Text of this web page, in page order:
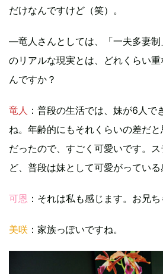
だけなんですけど（笑）。
―竜人さんとしては、「一夫多妻制
のリアルな現実とは、どれくらい
んですか？
竜人 ：普段の生活では、妹が6人で
ね。年齢的にもそれくらいの差だ
だったので、すごく可愛いです。
ど、普段は妹として可愛がっている
可恩 ：それは私も感じます。お兄ち
美咲 ：家族っぽいですね。